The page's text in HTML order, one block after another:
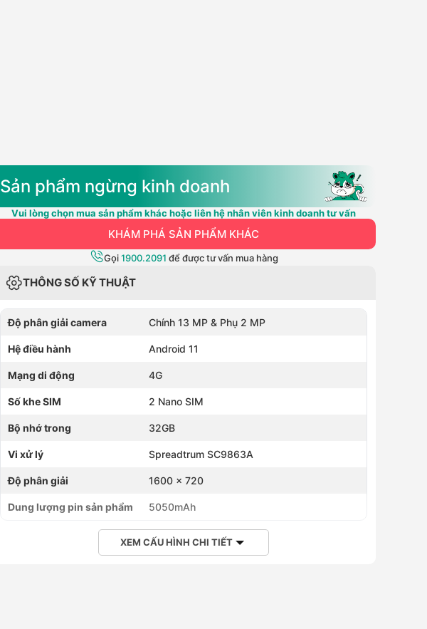
Sản phẩm ngừng kinh doanh
Vui lòng chọn mua sản phẩm khác hoặc liên hệ nhân viên kinh doanh tư vấn
KHÁM PHÁ SẢN PHẨM KHÁC
Gọi1900.2091 để được tư vấn mua hàng
THÔNG SỐ KỸ THUẬT
Độ phân giải camera Chính 13 MP & Phụ 2 MP
Hệ điều hành Android 11
Mạng di động 4G
Số khe SIM 2 Nano SIM
Bộ nhớ trong 32GB
Vi xử lý Spreadtrum SC9863A
Độ phân giải 1600 x 720
Dung lượng pin sản phẩm 5050mAh
XEM CẤU HÌNH CHI TIẾT